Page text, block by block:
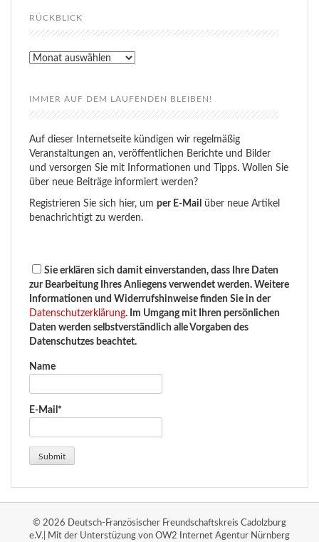
RÜCKBLICK
Rückblick
IMMER AUF DEM LAUFENDEN BLEIBEN!
Auf dieser Internetseite kündigen wir regelmäßig
Veranstaltungen an, veröffentlichen Berichte und Bilder
und versorgen Sie mit Informationen und Tipps. Wollen Sie
über neue Beiträge informiert werden?
Registrieren Sie sich hier, um per E-Mail
über neue Artikel
benachrichtigt zu werden.
Sie erklären sich damit einverstanden, dass Ihre Daten
zur Bearbeitung Ihres Anliegens verwendet werden. Weitere
Informationen und Widerrufshinweise finden Sie in der
Datenschutzerklärung. Im Umgang mit Ihren persönlichen
Daten werden selbstverständlich alle Vorgaben des
Datenschutzes beachtet.
Name
E-Mail*
© 2026 Deutsch-Französischer Freundschaftskreis Cadolzburg
e.V.| Mit der Unterstüzung von OW2 Internet Agentur Nürnberg